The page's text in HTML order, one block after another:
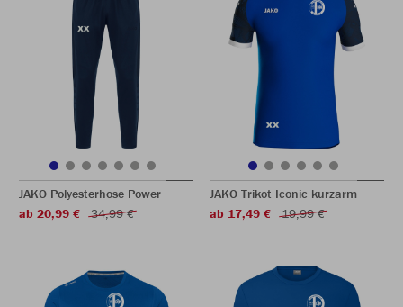
JAKO Polyesterhose Power
ab 20,99 €
34,99 €
JAKO Trikot Iconic kurzarm
ab 17,49 €
19,99 €